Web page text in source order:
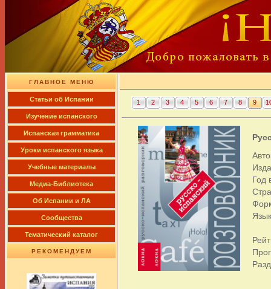
ГЛАВНОЕ МЕНЮ
Cтатьи об Испании
Изучение испанского
Испанская грамматика
Уроки испанского языка
Учебные материалы
Медиа-Библиотека
Об Испании и ЛА
Сообщества
Тематический каталог
РЕКОМЕНДУЕМ
1 2 3 4 5 6 7 8 9
Год